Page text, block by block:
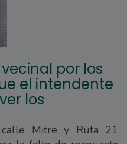
por los
el intendente
los
Mitre y Ruta 21